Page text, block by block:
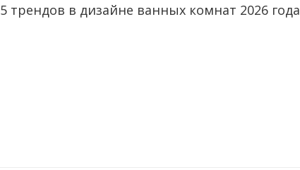
5 трендов в дизайне ванных комнат 2026 года